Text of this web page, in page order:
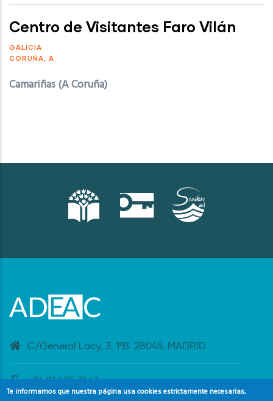
Centro de Visitantes Faro Vilán
GALICIA
CORUÑA, A
Camariñas (A Coruña)
C/General Lacy, 3. 1ºB. 28045. MADRID
+34 91 435 31 47
Te informamos que nuestra página usa cookies estrictamente necesarias,